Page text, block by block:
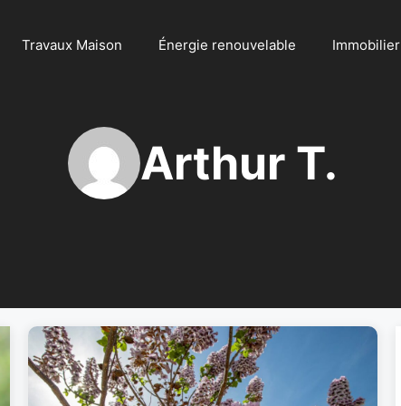
Travaux Maison Énergie renouvelable Immobilier
Arthur T.